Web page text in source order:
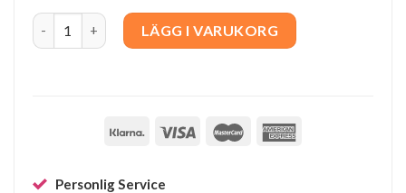
String S-krok quantityLÄGG I VARUKORG
Personlig Service